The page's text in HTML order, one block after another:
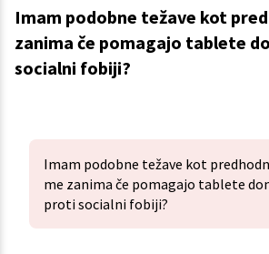
Imam podobne težave kot
zanima če pomagajo tablete
socialni fobiji?
Imam podobne težave kot
me zanima če pomagajo tablete
proti socialni fobiji?